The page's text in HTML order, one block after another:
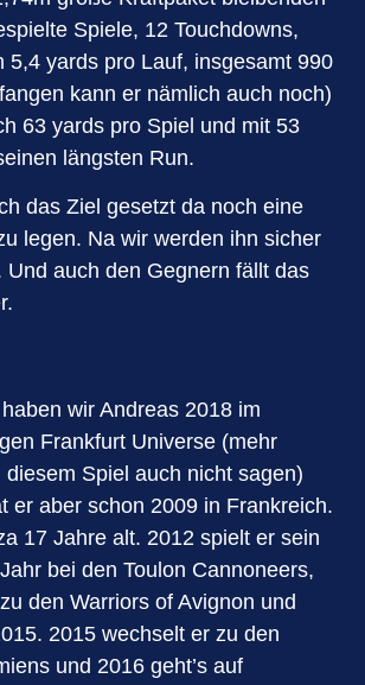
Spiele, 12 Touchdowns,
5,4 yards pro Lauf, insgesamt 990
kann er nämlich auch noch)
63 yards pro Spiel und mit 53
längsten Run.
das Ziel gesetzt da noch eine
legen. Na wir werden ihn sicher
Und auch den Gegnern fällt das
wir Andreas 2018 im
Frankfurt Universe (mehr
diesem Spiel auch nicht sagen)
er aber schon 2009 in Frankreich.
17 Jahre alt. 2012 spielt er sein
bei den Toulon Cannoneers,
den Warriors of Avignon und
2015 wechselt er zu den
und 2016 geht’s auf